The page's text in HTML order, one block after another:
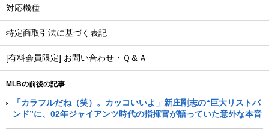
対応機種
特定商取引法に基づく表記
[有料会員限定] お問い合わせ・Ｑ＆Ａ
MLBの前後の記事
「カラフルだね（笑）。カッコいいよ」新庄剛志の“巨大リストバ
ンド”に、02年ジャイアンツ時代の指揮官が語っていた意外な本音